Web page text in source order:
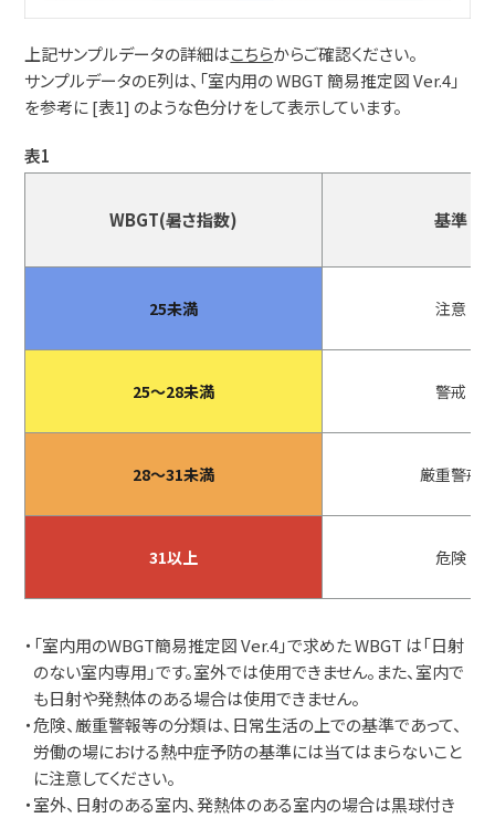
上記サンプルデータの詳細はこちらからご確認ください。
サンプルデータのE列は、「室内用の WBGT 簡易推定図 Ver.4」
を参考に [表1] のような色分けをして表示しています。
表1
WBGT(暑さ指数) 基準
25未満 注意
25～28未満 警戒
28～31未満 厳重警戒
31以上 危険
・「室内用のWBGT簡易推定図 Ver.4」で求めた WBGT は「日射
のない室内専用」です。室外では使用できません。また、室内で
も日射や発熱体のある場合は使用できません。
・危険、厳重警報等の分類は、日常生活の上での基準であって、
労働の場における熱中症予防の基準には当てはまらないこと
に注意してください。
・室外、日射のある室内、発熱体のある室内の場合は黒球付き